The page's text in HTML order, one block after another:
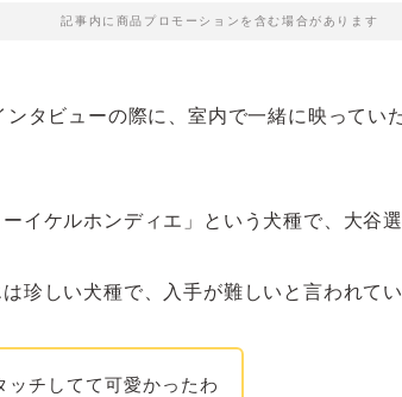
記事内に商品プロモーションを含む場合があります
タビューの際に、室内で一緒に映ってい
イケルホンディエ」という犬種で、大谷
珍しい犬種で、入手が難しいと言われてい
ッチしてて可愛かったわ